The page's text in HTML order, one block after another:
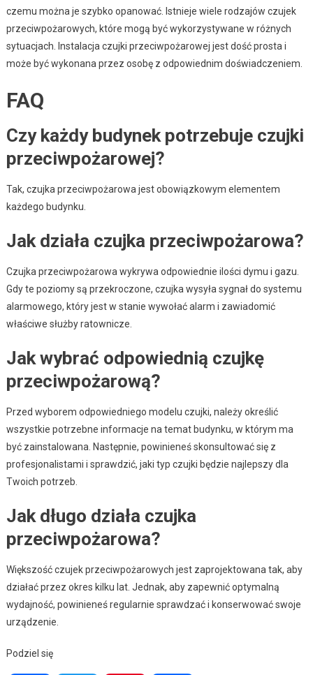
czemu można je szybko opanować. Istnieje wiele rodzajów czujek
przeciwpożarowych, które mogą być wykorzystywane w różnych
sytuacjach. Instalacja czujki przeciwpożarowej jest dość prosta i
może być wykonana przez osobę z odpowiednim doświadczeniem.
FAQ
Czy każdy budynek potrzebuje czujki
przeciwpożarowej?
Tak, czujka przeciwpożarowa jest obowiązkowym elementem
każdego budynku.
Jak działa czujka przeciwpożarowa?
Czujka przeciwpożarowa wykrywa odpowiednie ilości dymu i gazu.
Gdy te poziomy są przekroczone, czujka wysyła sygnał do systemu
alarmowego, który jest w stanie wywołać alarm i zawiadomić
właściwe służby ratownicze.
Jak wybrać odpowiednią czujkę
przeciwpożarową?
Przed wyborem odpowiedniego modelu czujki, należy określić
wszystkie potrzebne informacje na temat budynku, w którym ma
być zainstalowana. Następnie, powinieneś skonsultować się z
profesjonalistami i sprawdzić, jaki typ czujki będzie najlepszy dla
Twoich potrzeb.
Jak długo działa czujka
przeciwpożarowa?
Większość czujek przeciwpożarowych jest zaprojektowana tak, aby
działać przez okres kilku lat. Jednak, aby zapewnić optymalną
wydajność, powinieneś regularnie sprawdzać i konserwować swoje
urządzenie.
Podziel się